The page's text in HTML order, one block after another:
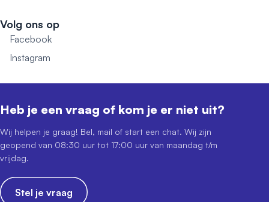
Volg ons op
Facebook
Instagram
Heb je een vraag of kom je er niet uit?
Wij helpen je graag! Bel, mail of start een chat. Wij zijn
geopend van 08:30 uur tot 17:00 uur van maandag t/m
vrijdag.
Stel je vraag